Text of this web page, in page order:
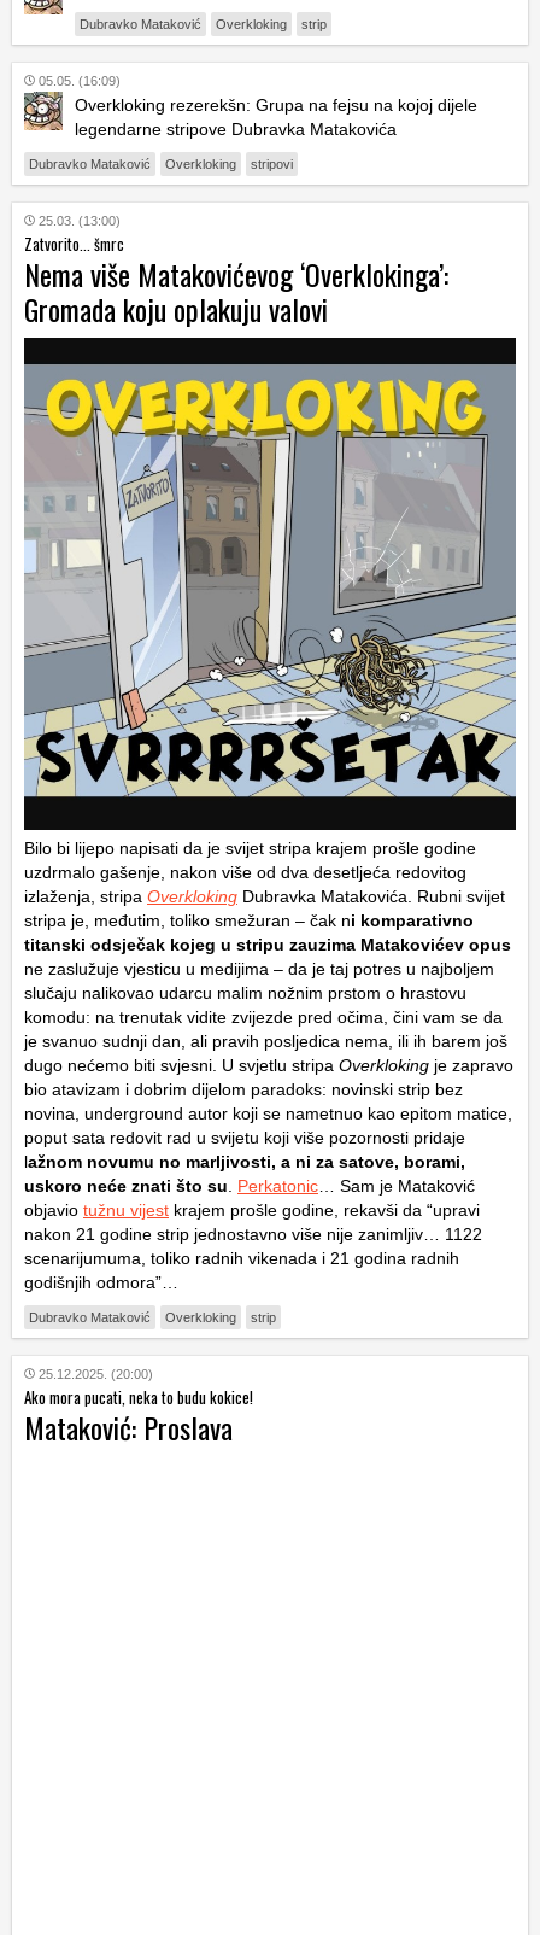
Dubravko Mataković Overkloking strip
05.05. (16:09)
Overkloking rezerekšn: Grupa na fejsu na kojoj dijele
legendarne stripove Dubravka Matakovića
Dubravko Mataković Overkloking stripovi
25.03. (13:00)
Zatvorito... šmrc
Nema više Matakovićevog ‘Overklokinga’:
Gromada koju oplakuju valovi
Bilo bi lijepo napisati da je svijet stripa krajem prošle godine
uzdrmalo gašenje, nakon više od dva desetljeća redovitog
izlaženja, stripa Overkloking Dubravka Matakovića. Rubni svijet
stripa je, međutim, toliko smežuran – čak ni komparativno
titanski odsječak kojeg u stripu zauzima Matakovićev opus
ne zaslužuje vjesticu u medijima – da je taj potres u najboljem
slučaju nalikovao udarcu malim nožnim prstom o hrastovu
komodu: na trenutak vidite zvijezde pred očima, čini vam se da
je svanuo sudnji dan, ali pravih posljedica nema, ili ih barem još
dugo nećemo biti svjesni. U svjetlu stripa Overkloking je zapravo
bio atavizam i dobrim dijelom paradoks: novinski strip bez
novina, underground autor koji se nametnuo kao epitom matice,
poput sata redovit rad u svijetu koji više pozornosti pridaje
lažnom novumu no marljivosti, a ni za satove, borami,
uskoro neće znati što su
Perkatonic … Sam je Mataković
objavio tužnu vijest krajem prošle godine, rekavši da “upravi
nakon 21 godine strip jednostavno više nije zanimljiv… 1122
scenarijumuma, toliko radnih vikenada i 21 godina radnih
godišnjih odmora”…
Dubravko Mataković Overkloking strip
25.12.2025. (20:00)
Ako mora pucati, neka to budu kokice!
Mataković: Proslava